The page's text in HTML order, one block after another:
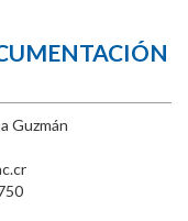
Guzmán